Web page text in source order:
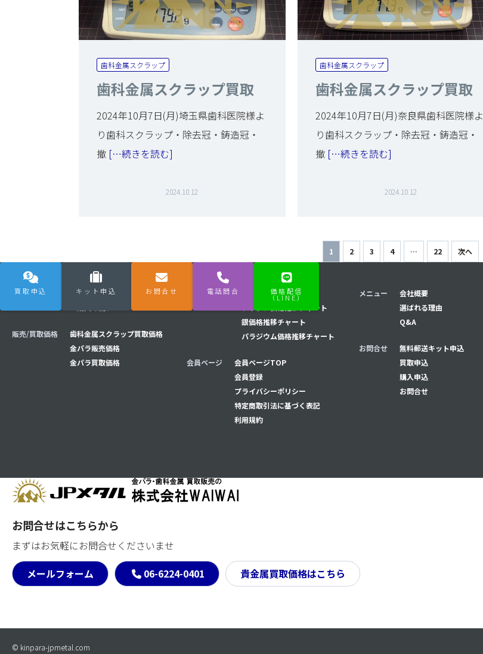
歯科金属スクラップ
歯科金属スクラップ買取
2024年10月7日(月)埼玉県歯科医院様よ
り歯科スクラップ・除去冠・鋳造冠・
撤 […続きを読む]
2024.10.12
歯科金属スクラップ
歯科金属スクラップ買取
2024年10月7日(月)奈良県歯科医院様よ
り歯科スクラップ・除去冠・鋳造冠・
撤[…続きを読む]
2024.10.12
1 2 3 4 … 22 次へ
買取申込 キット申込 お問合せ 電話問合 価格配信
（LINE）
購入/買取の流れ
買取の流れ
販売/買取価格
歯科金属スクラップ買取価格
金パラ販売価格
金パラ買取価格
相場チャート
金価格推移チャート
プラチナ価格推移チャート
銀価格推移チャート
パラジウム価格推移チャート
会員ページ
会員ページTOP
会員登録
プライバシーポリシー
特定商取引法に基づく表記
利用規約
メニュー
会社概要
選ばれる理由
Q&A
お問合せ
無料郵送キット申込
買取申込
購入申込
お問合せ
お問合せはこちらから
まずはお気軽にお問合せくださいませ
メールフォーム
06-6224-0401 貴金属買取価格はこちら
© kinpara-jpmetal.com